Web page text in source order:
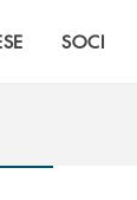
SOCI